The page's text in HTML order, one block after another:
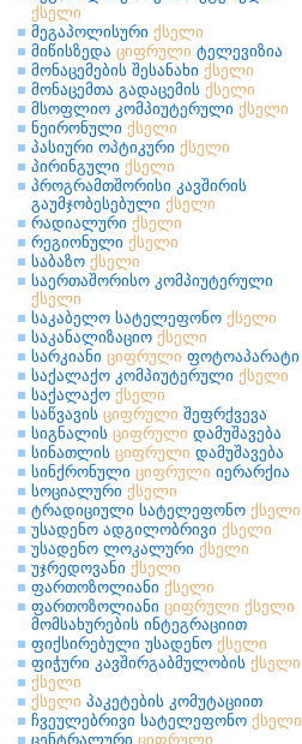
ქსელი
მეგაპოლისური ქსელი
მიწისზედა ციფრული ტელევიზია
მონაცემების შესანახი ქსელი
მონაცემთა გადაცემის ქსელი
მსოფლიო კომპიუტერული ქსელი
ნეირონული ქსელი
პასიური ოპტიკური ქსელი
პირინგული ქსელი
პროგრამთშორისი კავშირის
გაუმჯობესებული ქსელი
რადიალური ქსელი
რეგიონული ქსელი
საბაზო ქსელი
საერთაშორისო კომპიუტერული
ქსელი
საკაბელო სატელეფონო ქსელი
საკანალიზაციო ქსელი
სარკიანი ციფრული ფოტოაპარატი
საქალაქო კომპიუტერული ქსელი
საქალაქო ქსელი
საწვავის ციფრული შეფრქვევა
სიგნალის ციფრული დამუშავება
სინათლის ციფრული დამუშავება
სინქრონული ციფრული იერარქია
სოციალური ქსელი
ტრადიციული სატელეფონო ქსელი
უსადენო ადგილობრივი ქსელი
უსადენო ლოკალური ქსელი
უჯრედოვანი ქსელი
ფართოზოლიანი ქსელი
ფართოზოლიანი ციფრული ქსელი
მომსახურების ინტეგრაციით
ფიქსირებული უსადენო ქსელი
ფიჭური კავშირგაბმულობის ქსელი
ქსელი
ქსელი პაკეტების კომუტაციით
ჩვეულებრივი სატელეფონო ქსელი
ცენტრალური ციფრული